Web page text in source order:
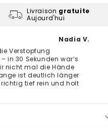
Livraison gratuite
Aujourd'hui
Nadia V.
Verstopfung
in 30 Sekunden war’s
nicht mal die Hände
ist deutlich länger
tief rein und holt